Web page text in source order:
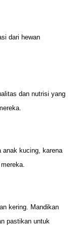
dari hewan
dan nutrisi yang
anak kucing, karena
kering. Mandikan
pastikan untuk